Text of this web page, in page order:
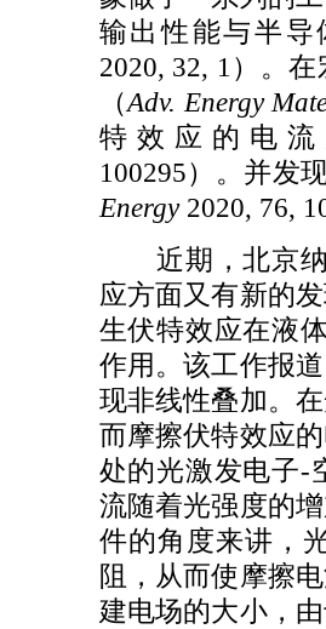
输出性能与半
2020, 32, 1 ）。
（Adv. Energy
特效应的电
100295）。并发
Energy2020, 76,
近期，北京
应方面又有新的
生伏特效应在液
作用。该工作报
现非线性叠加。
而摩擦伏特效应
处的光激发电子-
流随着光强度的
件的角度来讲，
阻，从而使摩擦
建电场的大小，